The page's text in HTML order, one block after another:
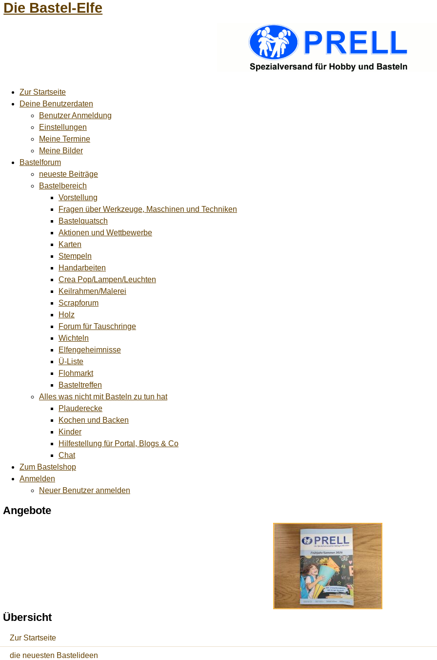
Die Bastel-Elfe
Zur Startseite
Deine Benutzerdaten
Benutzer Anmeldung
Einstellungen
Meine Termine
Meine Bilder
Bastelforum
neueste Beiträge
Bastelbereich
Vorstellung
Fragen über Werkzeuge, Maschinen und Techniken
Bastelquatsch
Aktionen und Wettbewerbe
Karten
Stempeln
Handarbeiten
Crea Pop/Lampen/Leuchten
Keilrahmen/Malerei
Scrapforum
Holz
Forum für Tauschringe
Wichteln
Elfengeheimnisse
Ü-Liste
Flohmarkt
Basteltreffen
Alles was nicht mit Basteln zu tun hat
Plauderecke
Kochen und Backen
Kinder
Hilfestellung für Portal, Blogs & Co
Chat
Zum Bastelshop
Anmelden
Neuer Benutzer anmelden
Angebote
Übersicht
Zur Startseite
die neuesten Bastelideen